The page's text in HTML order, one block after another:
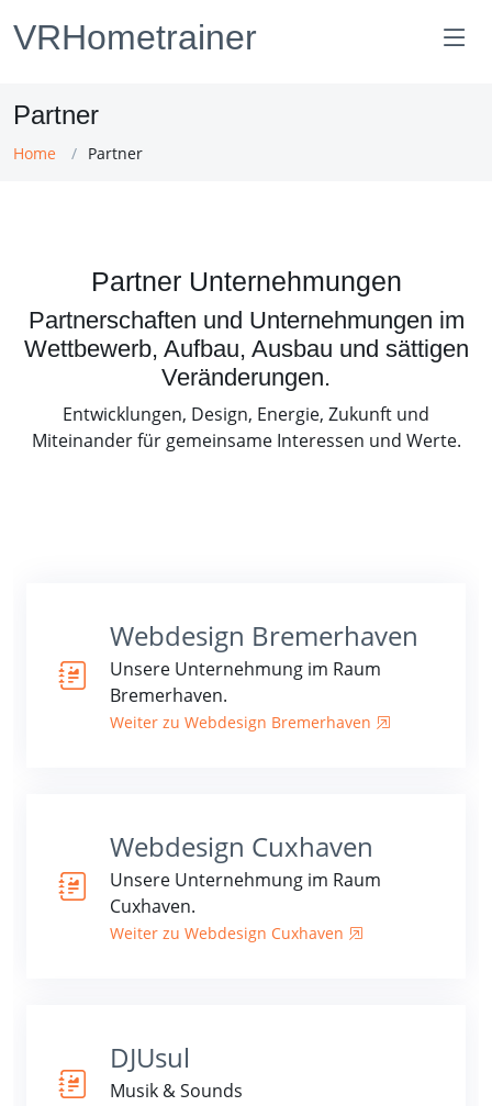
VRHometrainer
Partner
Home Partner
Partner Unternehmungen
Partnerschaften und Unternehmungen im
Wettbewerb, Aufbau, Ausbau und sättigen
Veränderungen.
Entwicklungen, Design, Energie, Zukunft und
Miteinander für gemeinsame Interessen und Werte.
Webdesign Bremerhaven
Unsere Unternehmung im Raum
Bremerhaven.
Weiter zu Webdesign Bremerhaven
Webdesign Cuxhaven
Unsere Unternehmung im Raum
Cuxhaven.
Weiter zu Webdesign Cuxhaven
DJUsul
Musik & Sounds